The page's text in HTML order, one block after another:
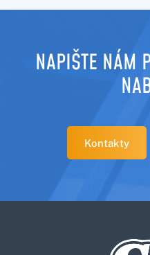
NAPIŠTE NÁM
Kontakty